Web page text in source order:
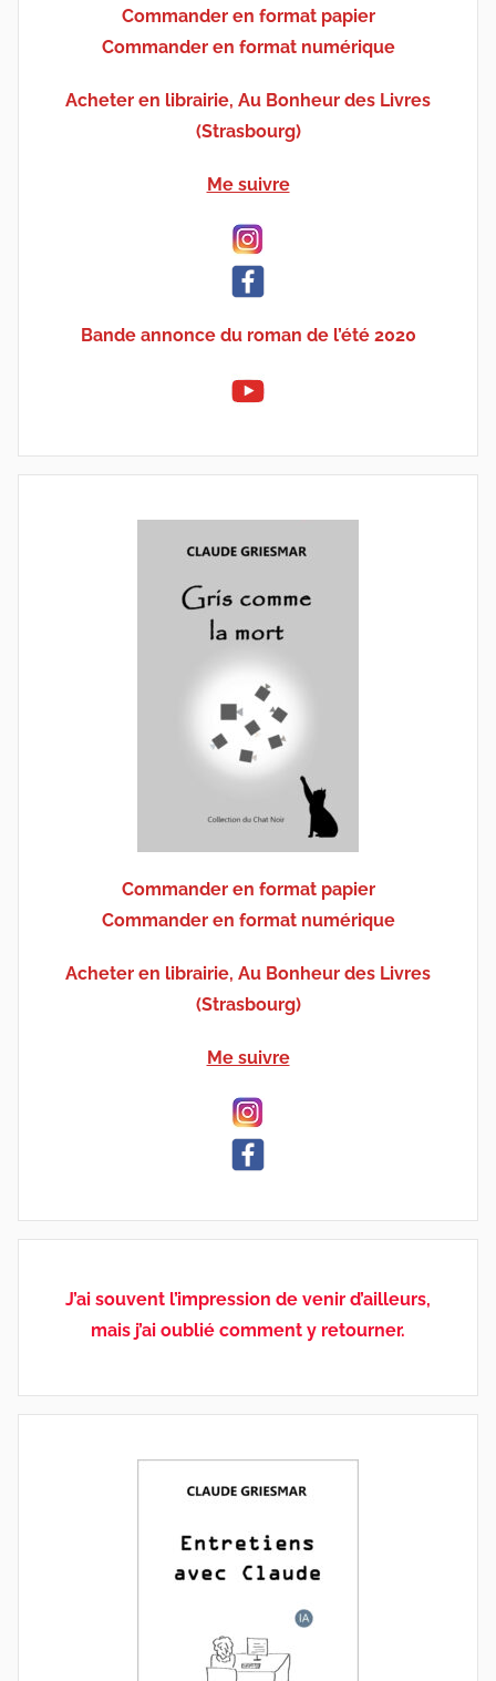
Commander en format papier
Commander en format numérique
Acheter en librairie, Au Bonheur des Livres
(Strasbourg)
Me suivre
Bande annonce du roman de l’été 2020
Commander en format papier
Commander en format numérique
Acheter en librairie, Au Bonheur des Livres
(Strasbourg)
Me suivre
J’ai souvent l’impression de venir d’ailleurs,
mais j’ai oublié comment y retourner.